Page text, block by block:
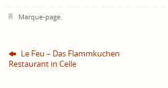
Marque-page.
Le Feu – Das Flammkuchen
Restaurant in Celle